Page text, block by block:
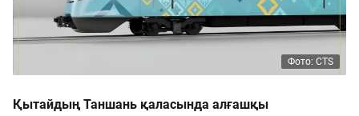
Фото: CTS
Қытайдың Таншань қаласында алғашқы